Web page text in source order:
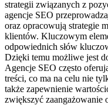
strategii związanych z
agencje SEO
oraz opracowują strategie
klientów. Kluczowym
odpowiednich słów
Dzięki temu możliwe jest
Agencje SEO często
treści, co ma na celu nie
także zapewnienie
zwiększyć zaangażowanie